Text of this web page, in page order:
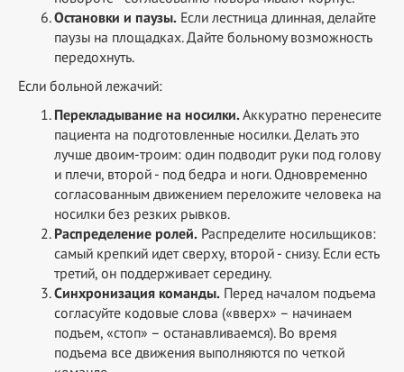
Остановки и паузы. Если лестница длинная, делайте
паузы на площадках. Дайте больному возможность
передохнуть.
Если больной лежачий:
Перекладывание на носилки.Аккуратно перенесите
пациента на подготовленные носилки. Делать это
лучше двоим-троим: один подводит руки под голову
и плечи, второй - под бедра и ноги. Одновременно
согласованным движением переложите человека на
носилки без резких рывков.
Распределение ролей. Распределите носильщиков:
самый крепкий идет сверху, второй - снизу. Если есть
третий, он поддерживает середину.
Синхронизация команды. Перед началом подъема
согласуйте кодовые слова («вверх» – начинаем
подъем, «стоп» – останавливаемся). Во время
подъема все движения выполняются по четкой